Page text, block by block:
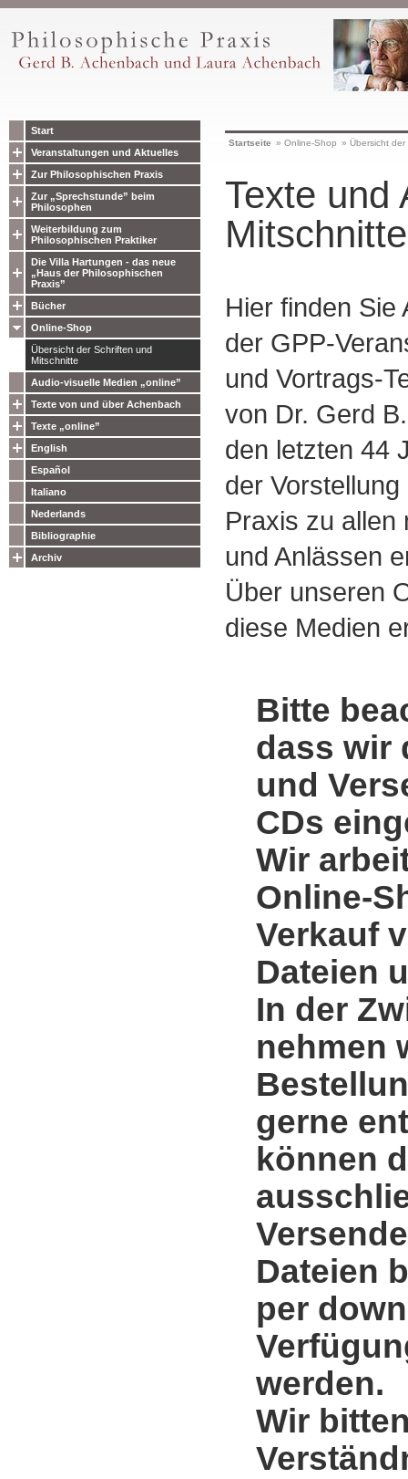
Start
Veranstaltungen und Aktuelles
Zur Philosophischen Praxis
Zur „Sprechstunde” beim
Philosophen
Weiterbildung zum
Philosophischen Praktiker
Die Villa Hartungen - das neue
„Haus der Philosophischen
Praxis”
Bücher
Online-Shop
Übersicht der Schriften und
Mitschnitte
Audio-visuelle Medien „online”
Texte von und über Achenbach
Texte „online”
English
Español
Italiano
Nederlands
Bibliographie
Archiv
Startseite » Online-Shop » Übersicht
Texte und
Mitschnitte
Hier finden Sie
der GPP-
und Vortrags-
von Dr. Gerd
den letzten 44
der
Praxis zu allen
und Anlässen
Über unseren
diese Medien
Bitte
dass wir
und
CDs
Wir
Online-
Verkauf
Dateien
In der
nehmen
gerne
können
Dateien
per
werden.
Wir